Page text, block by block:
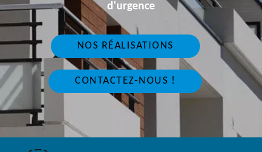
d'urgence
NOS RÉALISATIONS
CONTACTEZ-NOUS !